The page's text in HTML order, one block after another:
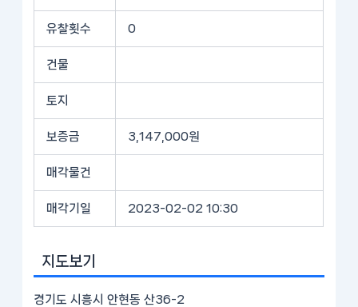
유찰횟수 0
건물
토지
보증금 3,147,000원
매각물건
매각기일 2023-02-02 10:30
지도보기
경기도 시흥시 안현동 산36-2